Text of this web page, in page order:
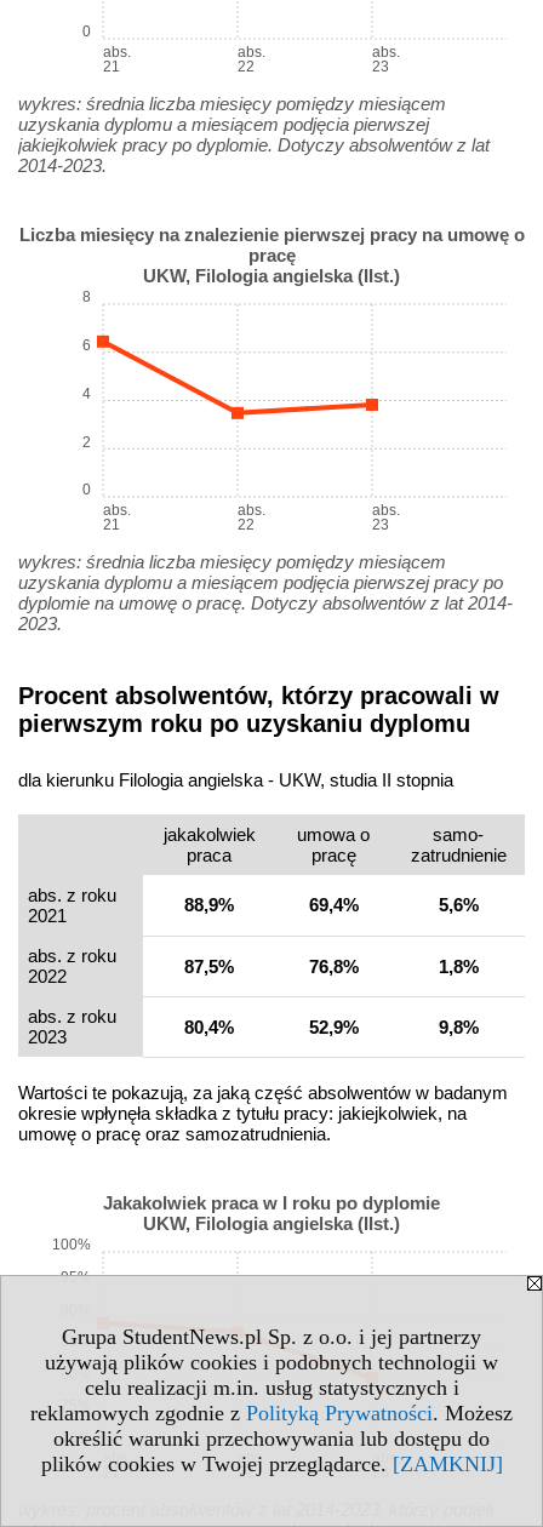
Grupa StudentNews.pl Sp. z o.o. i jej partnerzy
używają plików cookies i podobnych technologii w
celu realizacji m.in. usług statystycznych i
reklamowych zgodnie z Polityką Prywatności. Możesz
określić warunki przechowywania lub dostępu do
plików cookies w Twojej przeglądarce. [ZAMKNIJ]
abs.
21
abs.
22
abs.
23
0
wykres: średnia liczba miesięcy pomiędzy miesiącem
uzyskania dyplomu a miesiącem podjęcia pierwszej
jakiejkolwiek pracy po dyplomie. Dotyczy absolwentów z lat
2014-2023.
Liczba miesięcy na znalezienie pierwszej pracy na umowę o
pracę
UKW, Filologia angielska (IIst.)
abs.
21
abs.
22
abs.
23
0
2
4
6
8
wykres: średnia liczba miesięcy pomiędzy miesiącem
uzyskania dyplomu a miesiącem podjęcia pierwszej pracy po
dyplomie na umowę o pracę. Dotyczy absolwentów z lat 2014-
2023.
Procent absolwentów, którzy pracowali w
pierwszym roku po uzyskaniu dyplomu
dla kierunku Filologia angielska - UKW, studia II stopnia
jakakolwiek
praca
umowa o
pracę
samo­
zatrudnienie
abs. z roku
2021
88,9% 69,4% 5,6%
abs. z roku
2022
87,5% 76,8% 1,8%
abs. z roku
2023
80,4% 52,9% 9,8%
Wartości te pokazują, za jaką część absolwentów w badanym
okresie wpłynęła składka z tytułu pracy: jakiejkolwiek, na
umowę o pracę oraz samozatrudnienia.
Jakakolwiek praca w I roku po dyplomie
UKW, Filologia angielska (IIst.)
abs.
21
abs.
22
abs.
23
70%
75%
80%
85%
95%
100%